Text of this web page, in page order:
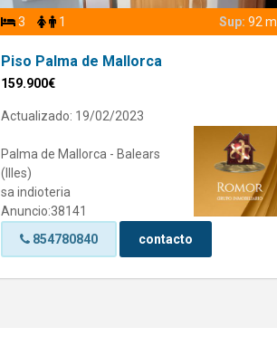
3 1 Sup: 92
Piso Palma de Mallorca
159.900€
Actualizado: 19/02/2023
Palma de Mallorca - Balears
(Illes)
sa indioteria
Anuncio:38141
854780840
contacto